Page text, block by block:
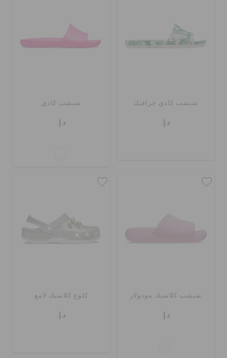
شبشب كادي جرافيك
د.إ.
شبشب كادي
د.إ.
شبشب كلاسيك مودولار
د.إ.
كلوغ كلاسيك لامع
د.إ.